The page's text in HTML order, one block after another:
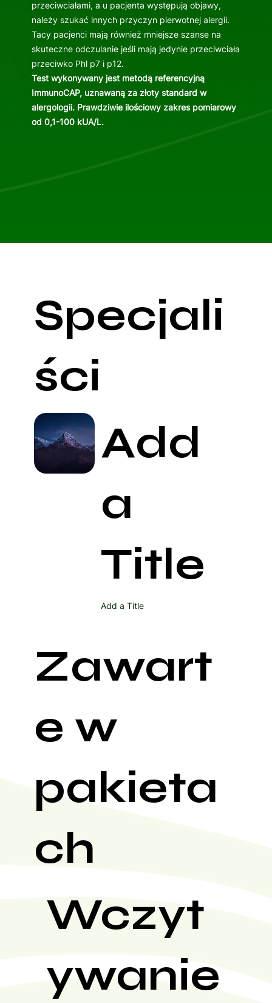
przeciwciałami, a u pacjenta występują objawy,
należy szukać innych przyczyn pierwotnej alergii.
Tacy pacjenci mają również mniejsze szanse na
skuteczne odczulanie jeśli mają jedynie przeciwciała
przeciwko Phl p7 i p12.
Test wykonywany jest metodą referencyjną
ImmunoCAP, uznawaną za złoty standard w
alergologii. Prawdziwie ilościowy zakres pomiarowy
od 0,1-100 kUA/L.
Specjali
ści
Add
a
Title
Add a Title
Zawart
e w
pakieta
ch
Wczyt
ywanie